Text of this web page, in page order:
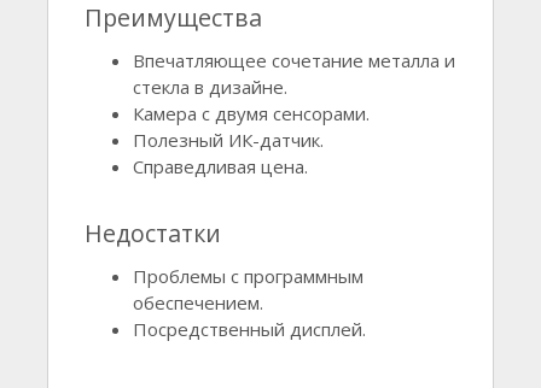
Преимущества
Впечатляющее сочетание металла и
стекла в дизайне.
Камера с двумя сенсорами.
Полезный ИК-датчик.
Справедливая цена.
Недостатки
Проблемы с программным
обеспечением.
Посредственный дисплей.